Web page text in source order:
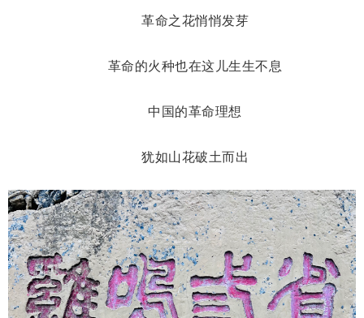
革命之花悄悄发芽
革命的火种也在这儿生生不息
中国的革命理想
犹如山花破土而出